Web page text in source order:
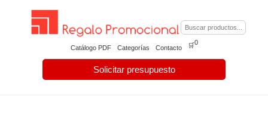
Catálogo PDF Categorías Contacto
Solicitar presupuesto
🛒0